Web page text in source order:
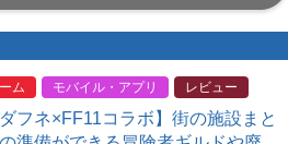
ム モバイル・アプリ レビュー
ダフネ×FF11コラボ】街の施設まと